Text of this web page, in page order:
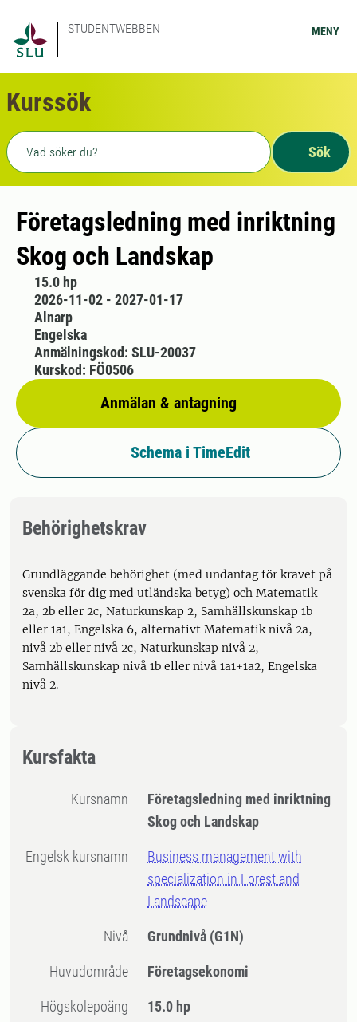
STUDENTWEBBEN MENY
Kurssök
Fritext sökning
Sök
Företagsledning med inriktning
Skog och Landskap
15.0 hp
2026-11-02 - 2027-01-17
Alnarp
Engelska
Anmälan & antagning
Anmälningskod: SLU-20037
Kurskod: FÖ0506
Schema i TimeEdit
Behörighetskrav
Grundläggande behörighet (med undantag för kravet på
svenska för dig med utländska betyg) och Matematik
2a, 2b eller 2c, Naturkunskap 2, Samhällskunskap 1b
eller 1a1, Engelska 6, alternativt Matematik nivå 2a,
nivå 2b eller nivå 2c, Naturkunskap nivå 2,
Samhällskunskap nivå 1b eller nivå 1a1+1a2, Engelska
nivå 2.
Kursfakta
Kursnamn
Företagsledning med inriktning
Skog och Landskap
Engelsk kursnamn
Business management with
specialization in Forest and
Landscape
Nivå Grundnivå (G1N)
Huvudområde Företagsekonomi
högskolepoäng 15.0 hp